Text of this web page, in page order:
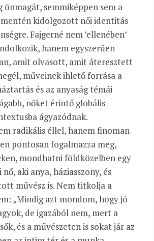
önmagát, semmiképpen sem a
kidolgozott női identitás
Fajgerné nem ’ellenében’
hanem egyszerűen
amit olvasott, amit áteresztett
műveinek ihlető forrása a
és az anyaság témái
nőket érintő globális
ágyazódnak.
radikális éllel, hanem finoman
pontosan fogalmazza meg,
mondhatni földközelben egy
aki anya, háziasszony, és
művész is. Nem titkolja a
„Mindig azt mondom, hogy jó
de igazából nem, mert a
és a művészeten is sokat jár az